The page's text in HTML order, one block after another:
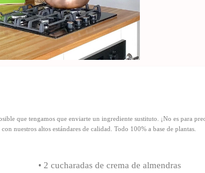
que tengamos que enviarte un ingrediente sustituto. ¡No es para
nuestros altos estándares de calidad. Todo 100% a base de plantas.
• 2 cucharadas de crema de almendras